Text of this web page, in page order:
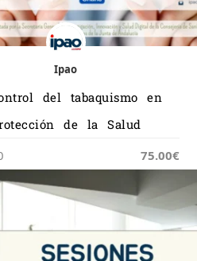
Ipao
del tabaquismo en
de la Salud
75.00€